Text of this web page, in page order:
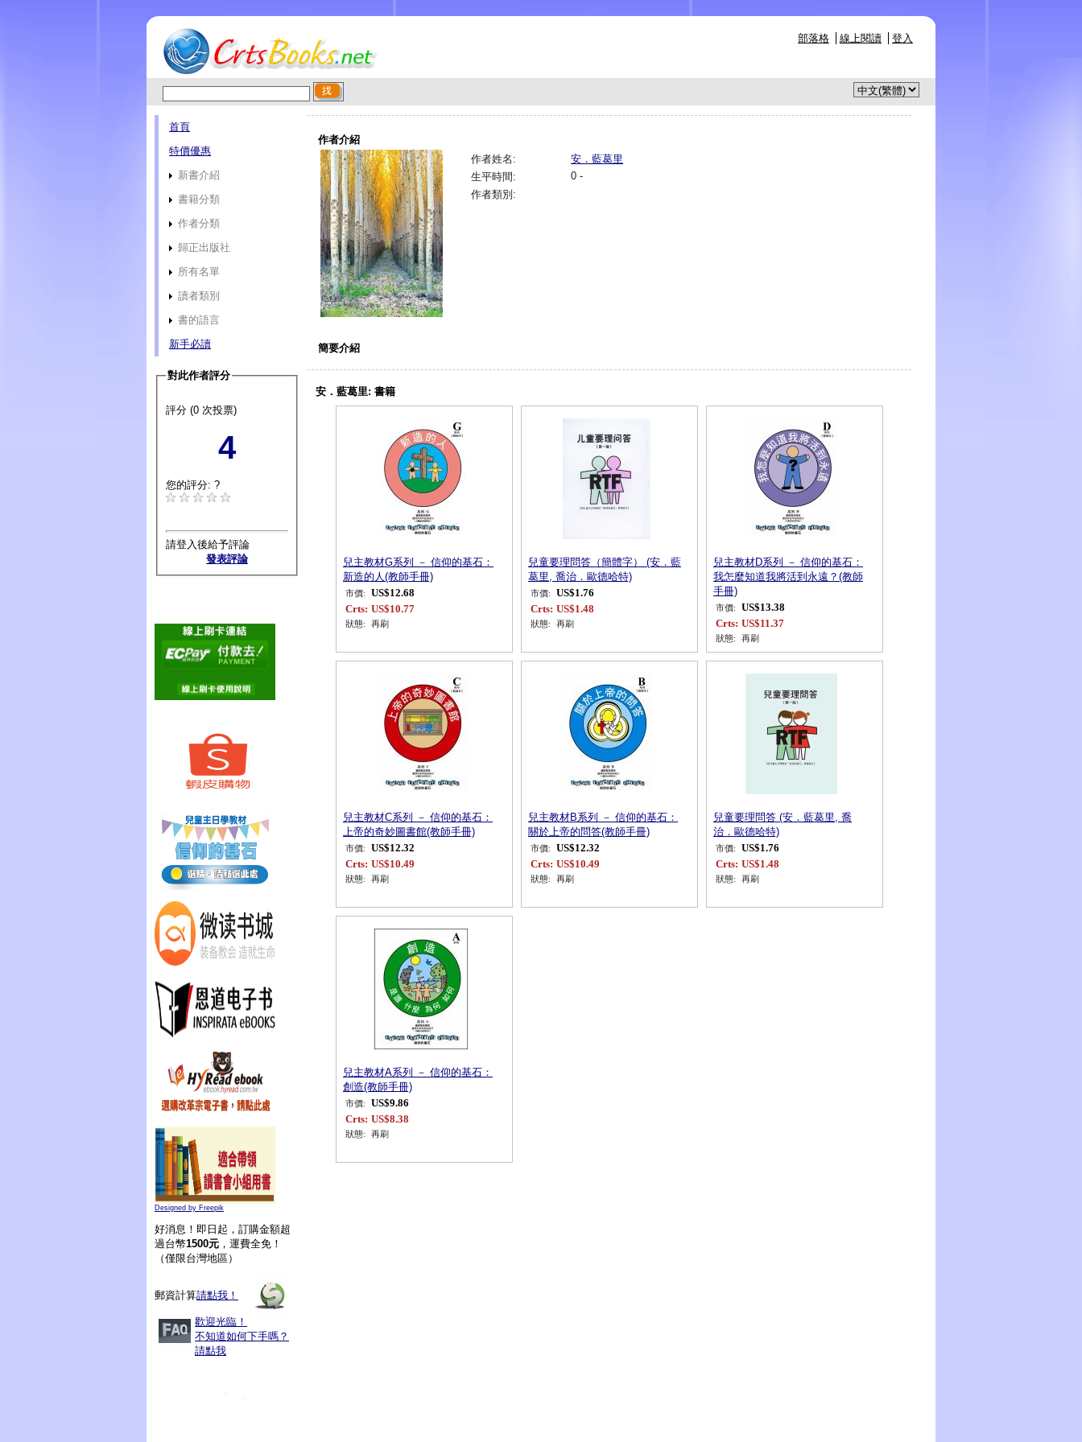
部落格 線上閱讀 登入
首頁
特價優惠
新書介紹
書籍分類
作者分類
歸正出版社
所有名單
讀者類別
書的語言
新手必讀
對此作者評分
評分 (0 次投票)
4
您的評分: ?
請登入後給予評論
發表評論
Designed by Freepik
好消息！即日起，訂購金額超
過台幣1500元 ，運費全免！
（僅限台灣地區）
郵資計算請點我！
歡迎光臨！
不知道如何下手嗎？
請點我
作者介紹
作者姓名:
安．藍葛里
生平時間:
0 -
作者類別:
簡要介紹
安．藍葛里: 書籍
兒主教材G系列 － 信仰的基石：
新造的人(教師手冊)
市價:
US$12.68
Crts: US$10.77
狀態: 再刷
兒童要理問答（簡體字） (安．藍
葛里, 喬治．歐德哈特)
市價:
US$1.76
Crts: US$1.48
狀態: 再刷
兒主教材D系列 － 信仰的基石：
我怎麼知道我將活到永遠？(教師
手冊)
市價:
US$13.38
Crts: US$11.37
狀態: 再刷
兒主教材C系列 － 信仰的基石：
上帝的奇妙圖書館(教師手冊)
市價:
US$12.32
Crts: US$10.49
狀態: 再刷
兒主教材B系列 － 信仰的基石：
關於上帝的問答(教師手冊)
市價:
US$12.32
Crts: US$10.49
狀態: 再刷
兒童要理問答 (安．藍葛里, 喬
治．歐德哈特)
市價:
US$1.76
Crts: US$1.48
狀態: 再刷
兒主教材A系列 － 信仰的基石：
創造(教師手冊)
市價:
US$9.86
Crts: US$8.38
狀態: 再刷